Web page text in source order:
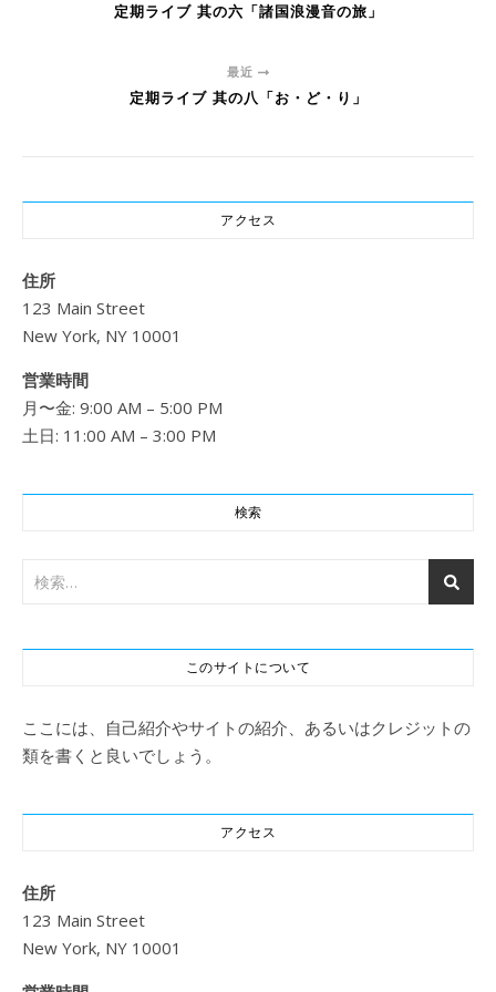
定期ライブ 其の六「諸国浪漫音の旅」
最近
定期ライブ 其の八「お・ど・り」
アクセス
住所
123 Main Street
New York, NY 10001
営業時間
月〜金: 9:00 AM – 5:00 PM
土日: 11:00 AM – 3:00 PM
検索
このサイトについて
ここには、自己紹介やサイトの紹介、あるいはクレジットの
類を書くと良いでしょう。
アクセス
住所
123 Main Street
New York, NY 10001